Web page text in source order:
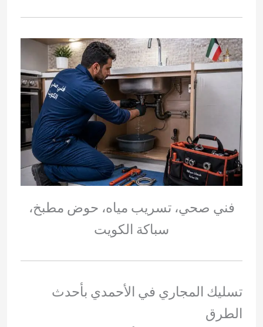
فني صحي، تسريب مياه، حوض مطبخ،
سباكة الكويت
تسليك المجاري في الأحمدي بأحدث
الطرق